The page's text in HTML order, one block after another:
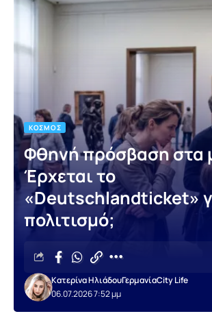
ΚΌΣΜΟΣ
Φθηνή πρόσβαση στα
Έρχεται το
«Deutschlandticket»
πολιτισμό;
06.07.2026 7:52 μμ
Κατερίνα ΗλιάδουΓερμανίαCity Life